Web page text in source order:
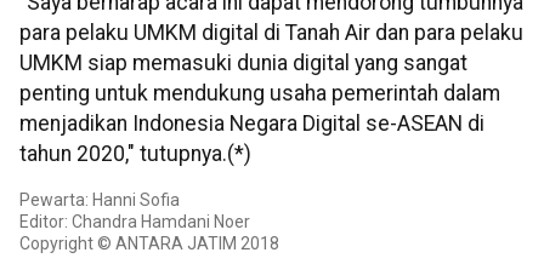
para pelaku UMKM digital di Tanah Air dan para pelaku
UMKM siap memasuki dunia digital yang sangat
penting untuk mendukung usaha pemerintah dalam
menjadikan Indonesia Negara Digital se-ASEAN di
tahun 2020," tutupnya.(*)
Pewarta: Hanni Sofia
Editor: Chandra Hamdani Noer
Copyright © ANTARA JATIM 2018